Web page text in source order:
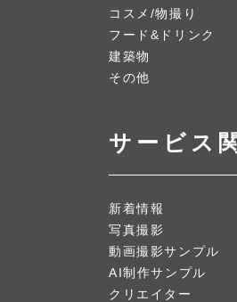
コスメ/物撮り
フード&ドリンク
建築物
その他
サービス
新着情報
写真撮影
動画撮影サンプル
AI制作サンプル
クリエイター